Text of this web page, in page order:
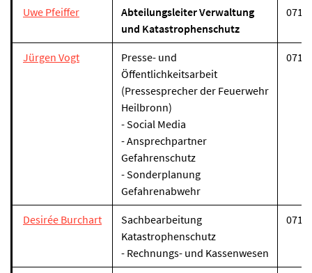
Uwe Pfeiffer
Abteilungsleiter Verwaltung
und Katastrophenschutz
Jürgen Vogt
Presse- und
Öffentlichkeitsarbeit
(Pressesprecher der Feuerwehr
Heilbronn)
- Social Media
- Ansprechpartner
Gefahrenschutz
- Sonderplanung
Gefahrenabwehr
Desirée Burchart
Sachbearbeitung
Katastrophenschutz
- Rechnungs- und Kassenwesen